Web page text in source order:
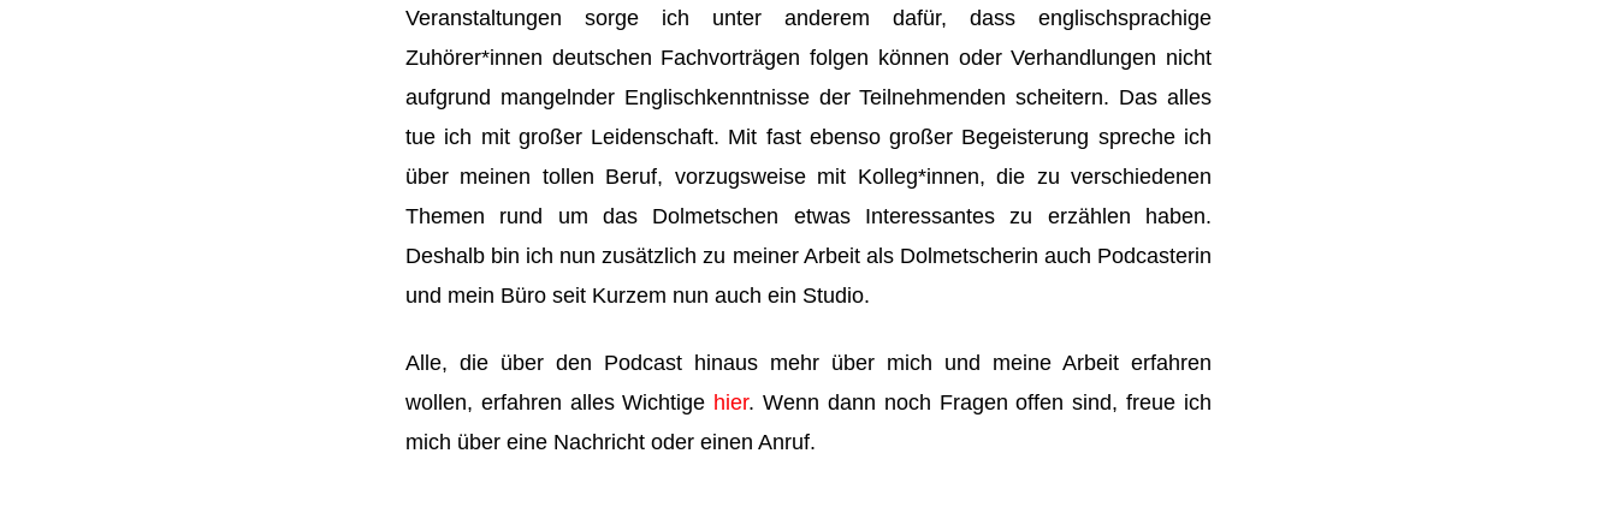
Veranstaltungen sorge ich unter anderem dafür, dass englischsprachige
Zuhörer*innen deutschen Fachvorträgen folgen können oder Verhandlungen nicht
aufgrund mangelnder Englischkenntnisse der Teilnehmenden scheitern. Das alles
tue ich mit großer Leidenschaft. Mit fast ebenso großer Begeisterung spreche ich
über meinen tollen Beruf, vorzugsweise mit Kolleg*innen, die zu verschiedenen
Themen rund um das Dolmetschen etwas Interessantes zu erzählen haben.
Deshalb bin ich nun zusätzlich zu meiner Arbeit als Dolmetscherin auch Podcasterin
und mein Büro seit Kurzem nun auch ein Studio.
Alle, die über den Podcast hinaus mehr über mich und meine Arbeit erfahren
wollen, erfahren alles Wichtige hier. Wenn dann noch Fragen offen sind, freue ich
mich über eine Nachricht oder einen Anruf.